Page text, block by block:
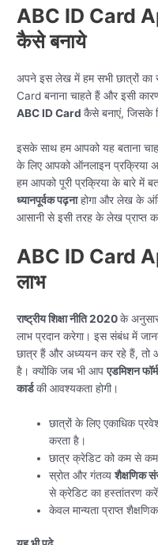
ABC ID Card
कैसे बनाये
अपने इस लेख में हम सभी छात्रों का
Card बनाना चाहते हैं और इसी
ABC ID Cardकैसे बनाएं, जिसके
इसके साथ हम आपको यह बताना
के लिए आपको ऑनलाइन प्रक्रिया
हम आपको पूरी प्रक्रिया के बारे में
ध्यानपूर्वक पढ़नाहोगा और लेख के
आसानी से इसी तरह के लेख प्राप्त
ABC ID Card
लाभ
राष्ट्रीय शिक्षा नीति 2020के अनुसार
लाभ प्रदान करेगा। इस संबंध में
छात्र हैं और अध्ययन कर रहे हैं, तो
है। क्योंकि जब भी आपएडमिशन
कार्डकी आवश्यकता होगी।
छात्रों के लिए एकाधिक
करता है।
छात्र क्रेडिट को कम से
स्रोत और गंतव्यशैक्षणिक
से क्रेडिट का हस्तांतरण
केवल मान्यता प्राप्त